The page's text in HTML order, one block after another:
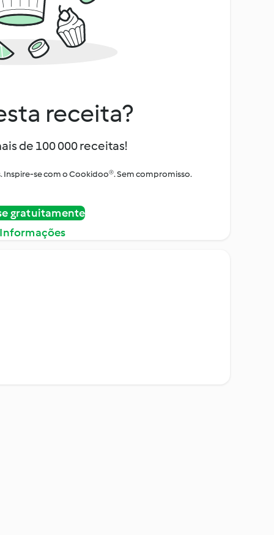
receita?
de 100 000 receitas!
Inspire-se com o Cookidoo®. Sem compromisso.
gratuitamente